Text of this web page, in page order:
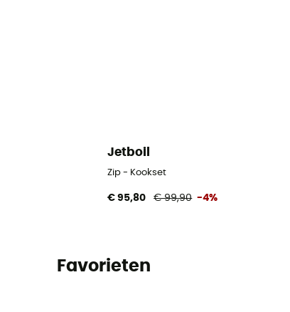
Jetboil
Zip - Kookset
€ 95,80 € 99,90 -4%
Favorieten